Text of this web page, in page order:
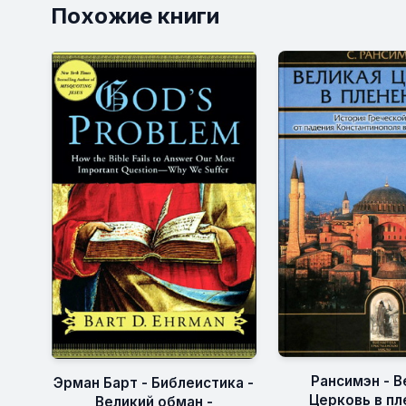
Похожие книги
Эрман Барт - Библеистика -
Великий обман -
Рансимэн -
Церковь в